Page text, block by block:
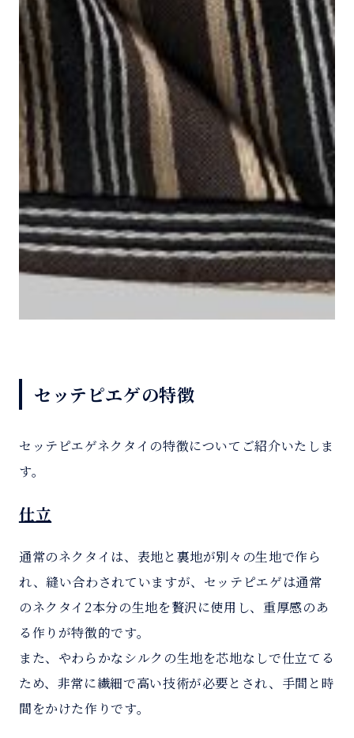
セッテピエゲの特徴
セッテピエゲネクタイの特徴についてご紹介いたしま
す。
仕立
通常のネクタイは、表地と裏地が別々の生地で作ら
れ、縫い合わされていますが、セッテピエゲは通常
のネクタイ2本分の生地を贅沢に使用し、重厚感のあ
る作りが特徴的です。
また、やわらかなシルクの生地を芯地なしで仕立てる
ため、非常に繊細で高い技術が必要とされ、手間と時
間をかけた作りです。